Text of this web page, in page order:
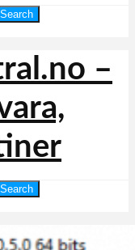
Search
Search